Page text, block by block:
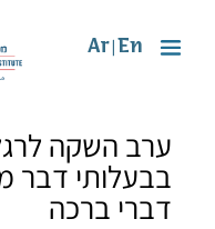
En
Ar
ערב השקה
בבעלותי דבר
דברי ברכה